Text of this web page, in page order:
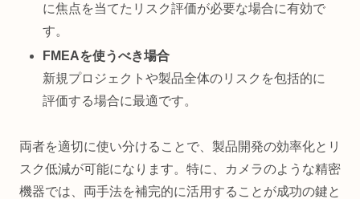
に焦点を当てたリスク評価が必要な場合に有効で
す。
FMEAを使うべき場合
新規プロジェクトや製品全体のリスクを包括的に
評価する場合に最適です。
両者を適切に使い分けることで、製品開発の効率化とリ
スク低減が可能になります。特に、カメラのような精密
機器では、両手法を補完的に活用することが成功の鍵と